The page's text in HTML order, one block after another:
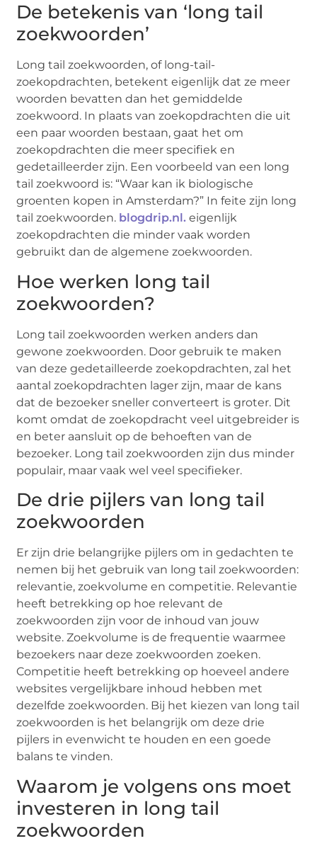
De betekenis van ‘long tail
zoekwoorden’
Long tail zoekwoorden, of long-tail-
zoekopdrachten, betekent eigenlijk dat ze meer
woorden bevatten dan het gemiddelde
zoekwoord. In plaats van zoekopdrachten die uit
een paar woorden bestaan, gaat het om
zoekopdrachten die meer specifiek en
gedetailleerder zijn. Een voorbeeld van een long
tail zoekwoord is: “Waar kan ik biologische
groenten kopen in Amsterdam?” In feite zijn long
tail zoekwoorden. blogdrip.nl. eigenlijk
zoekopdrachten die minder vaak worden
gebruikt dan de algemene zoekwoorden.
Hoe werken long tail
zoekwoorden?
Long tail zoekwoorden werken anders dan
gewone zoekwoorden. Door gebruik te maken
van deze gedetailleerde zoekopdrachten, zal het
aantal zoekopdrachten lager zijn, maar de kans
dat de bezoeker sneller converteert is groter. Dit
komt omdat de zoekopdracht veel uitgebreider is
en beter aansluit op de behoeften van de
bezoeker. Long tail zoekwoorden zijn dus minder
populair, maar vaak wel veel specifieker.
De drie pijlers van long tail
zoekwoorden
Er zijn drie belangrijke pijlers om in gedachten te
nemen bij het gebruik van long tail zoekwoorden:
relevantie, zoekvolume en competitie. Relevantie
heeft betrekking op hoe relevant de
zoekwoorden zijn voor de inhoud van jouw
website. Zoekvolume is de frequentie waarmee
bezoekers naar deze zoekwoorden zoeken.
Competitie heeft betrekking op hoeveel andere
websites vergelijkbare inhoud hebben met
dezelfde zoekwoorden. Bij het kiezen van long tail
zoekwoorden is het belangrijk om deze drie
pijlers in evenwicht te houden en een goede
balans te vinden.
Waarom je volgens ons moet
investeren in long tail
zoekwoorden